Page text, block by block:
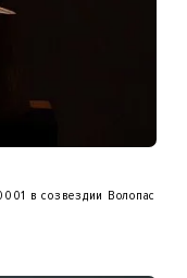
в созвездии Волопас